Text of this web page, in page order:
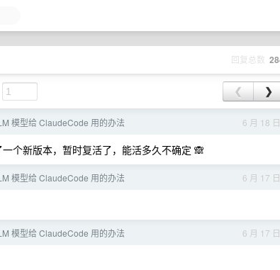
回复总数
❮ ❯
6 月 18 日
模型给 ClaudeCode 用的办法
个新版本，暂时复活了，能活多久不确定 🙈
6 月 17 日
模型给 ClaudeCode 用的办法
6 月 17 日
模型给 ClaudeCode 用的办法